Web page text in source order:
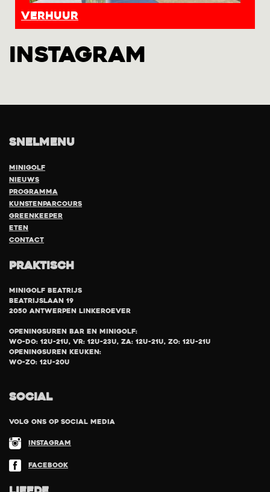
Verhuur
INSTAGRAM
Snelmenu
Minigolf
Nieuws
Programma
Kunstenparcours
Greenkeeper
eten
Contact
Praktisch
Minigolf Beatrijs
Beatrijslaan 19
2050 Antwerpen Linkeroever
Openingsuren bar en minigolf:
Wo-Do: 12u-21u, Vr: 12u-23u, Za: 12u-21u, Zo: 12u-21u
Openingsuren keuken:
Wo-Zo: 12u-20u
SOCIAL
Volg ons op social media
Instagram
Facebook